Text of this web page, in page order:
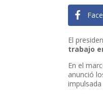
El
trabajo
En el
anunció